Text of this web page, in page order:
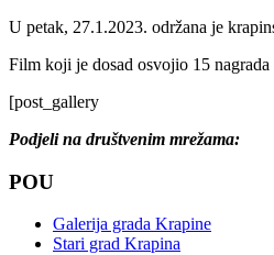
U petak, 27.1.2023. održana je
Film koji je dosad osvojio 15
[post_gallery
Podjeli na društvenim mrežama:
POU
Galerija grada Krapine
Stari grad Krapina